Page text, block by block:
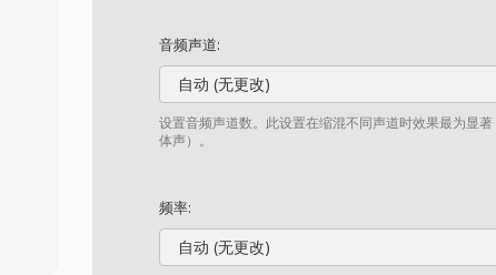
音频声道:
自动 (无更改)
设置音频声道数。此设置在缩混不同声道时效果最为显
体声）。
频率:
自动 (无更改)